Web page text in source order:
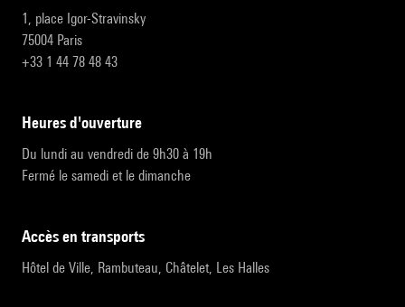
1, place Igor-Stravinsky
75004 Paris
+33 1 44 78 48 43
heures d'ouverture
Du lundi au vendredi de 9h30 à 19h
Fermé le samedi et le dimanche
accès en transports
Hôtel de Ville, Rambuteau, Châtelet, Les Halles